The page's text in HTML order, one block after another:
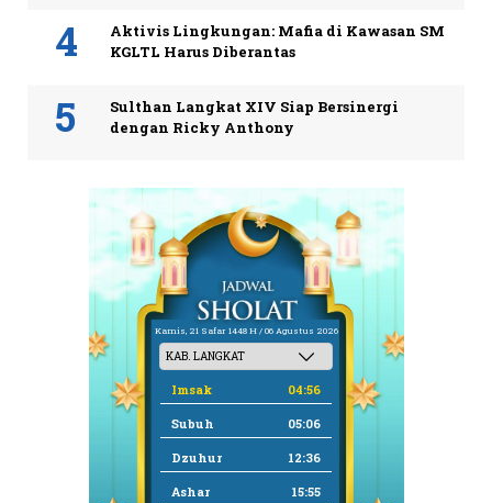
Aktivis Lingkungan: Mafia di Kawasan SM
KGLTL Harus Diberantas
Sulthan Langkat XIV Siap Bersinergi
dengan Ricky Anthony
Kamis, 21 Safar 1448 H / 06 Agustus 2026
Imsak 04:56
Subuh 05:06
Dzuhur 12:36
Ashar 15:55